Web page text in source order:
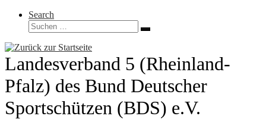
Search
Suche
Suchen …
Landesverband 5 (Rheinland-
Pfalz) des Bund Deutscher
Sportschützen (BDS) e.V.